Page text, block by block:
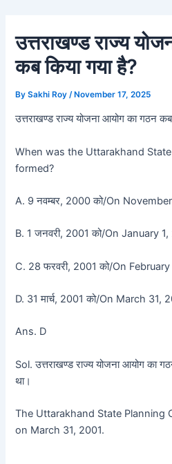
content
उत्तराखण्ड राज्य
कब किया गया है?
BySakhi Roy /November 17, 2025
उत्तराखण्ड राज्य योजना आयोग का गठन कब
When was the Uttarakhand
formed?
A. 9 नवम्बर, 2000 को/On
B. 1 जनवरी, 2001 को/On January 1,
C. 28 फरवरी, 2001 को/On
D. 31 मार्च, 2001 को/On March 31,
Ans. D
Sol. उत्तराखण्ड राज्य योजना आयोग का
था।
The Uttarakhand State Planning
on March 31, 2001.